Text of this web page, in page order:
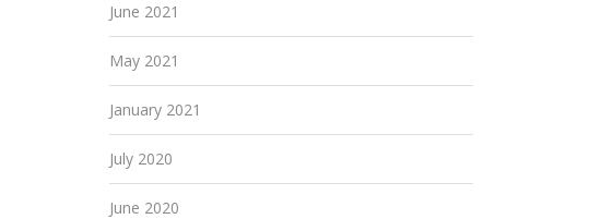
June 2021
May 2021
January 2021
July 2020
June 2020